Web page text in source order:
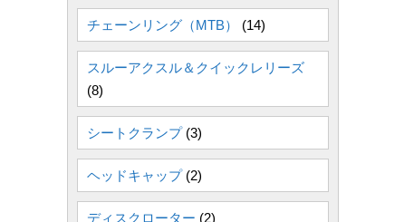
チェーンリング（MTB） (14)
スルーアクスル＆クイックレリーズ
(8)
シートクランプ(3)
ヘッドキャップ(2)
ディスクローター (2)